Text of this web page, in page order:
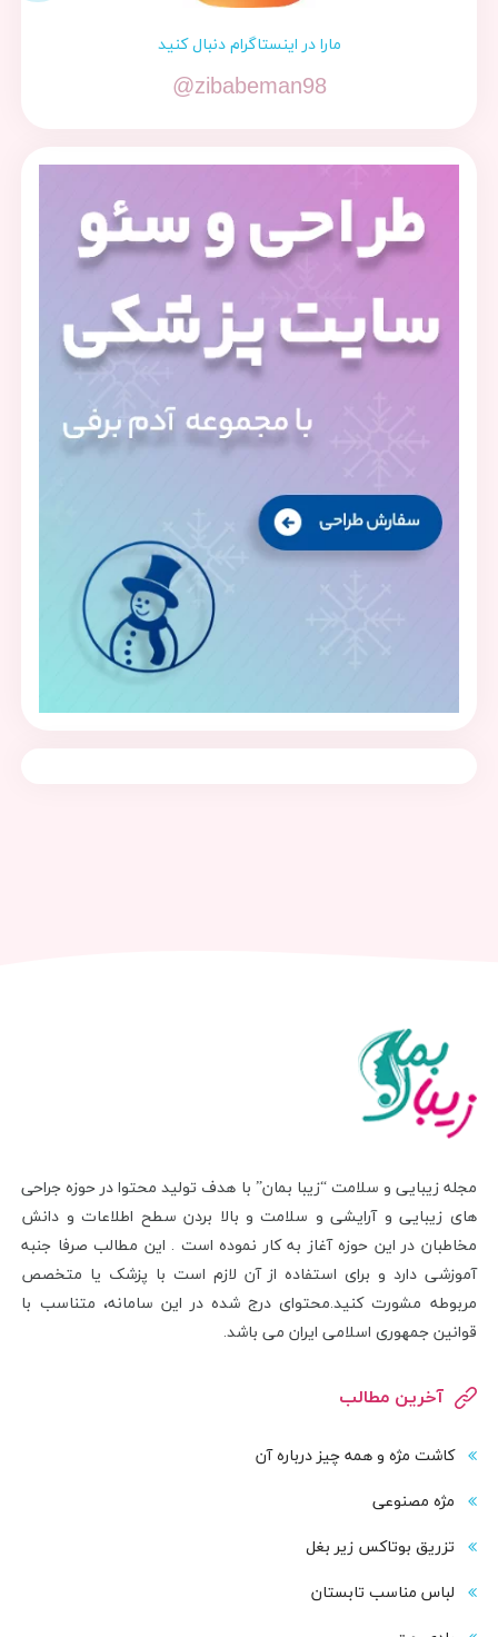
مارا در اینستاگرام دنبال کنید
@zibabeman98
مجله زیبایی و سلامت “زیبا بمان” با هدف تولید محتوا در حوزه جراحی
های زیبایی و آرایشی و سلامت و بالا بردن سطح اطلاعات و دانش
مخاطبان در این حوزه آغاز به کار نموده است . این مطالب صرفا جنبه
آموزشی دارد و برای استفاده از آن لازم است با پزشک یا متخصص
مربوطه مشورت کنید.محتوای درج شده در این سامانه، متناسب با
قوانین جمهوری اسلامی ایران می باشد.
آخرین مطالب
کاشت مژه و همه چیز درباره آن
مژه مصنوعی
تزریق بوتاکس زیر بغل
لباس مناسب تابستان